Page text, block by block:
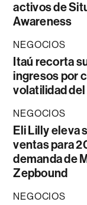
activos de
Awareness
NEGOCIOS
Itaú recorta
ingresos por
volatilidad
NEGOCIOS
Eli Lilly eleva
ventas para
demanda de
Zepbound
NEGOCIOS